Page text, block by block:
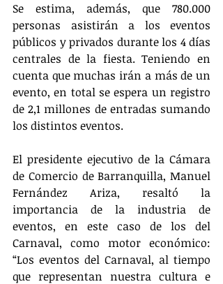
Se estima, además, que 780.000
personas asistirán a los eventos
públicos y privados durante los 4 días
centrales de la fiesta. Teniendo en
cuenta que muchas irán a más de un
evento, en total se espera un registro
de 2,1 millones de entradas sumando
los distintos eventos.
El presidente ejecutivo de la Cámara
de Comercio de Barranquilla, Manuel
Fernández Ariza, resaltó la
importancia de la industria de
eventos, en este caso de los del
Carnaval, como motor económico:
“Los eventos del Carnaval, al tiempo
que representan nuestra cultura e